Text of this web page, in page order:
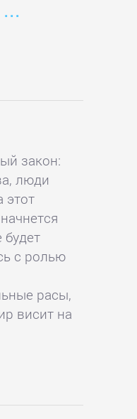
закон:
люди
этот
с ролью
расы,
висит на